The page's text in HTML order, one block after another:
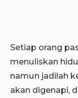
Setiap orang
menuliskan
namun jadilah
akan digenapi,